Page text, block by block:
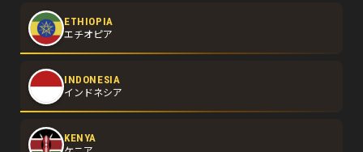
ETHIOPIA
エチオピア
INDONESIA
インドネシア
KENYA